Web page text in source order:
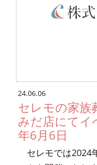
24.06.06
セレモの家族
みだ店にてイ
年6月6日
セレモでは2024